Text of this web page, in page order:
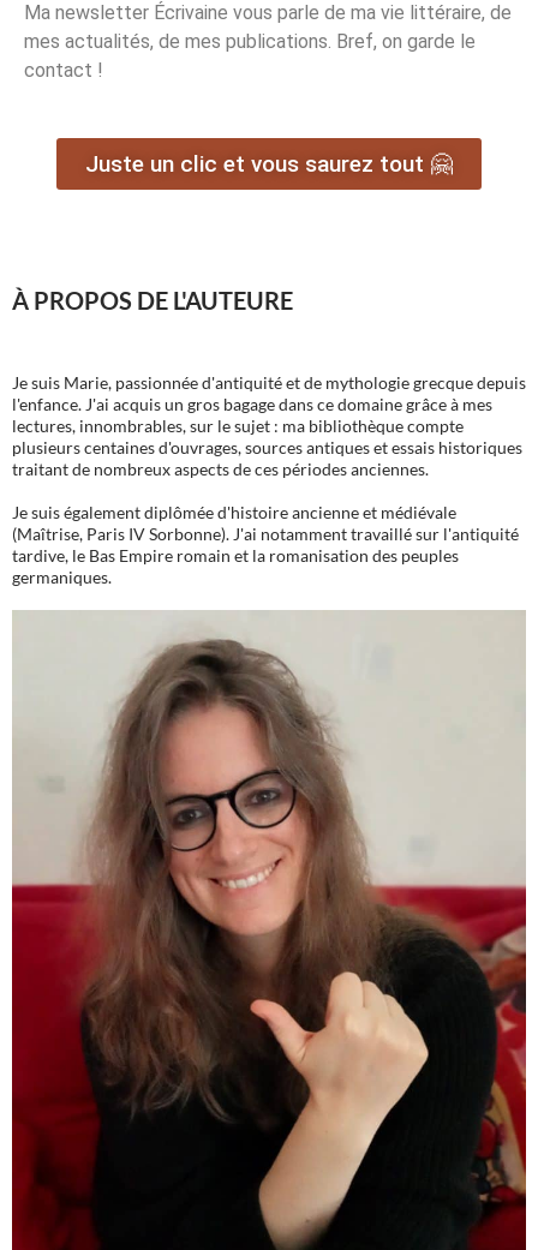
Ma newsletter Écrivaine vous parle de ma vie littéraire, de
mes actualités, de mes publications. Bref, on garde le
contact !
Juste un clic et vous saurez tout 🤗
À PROPOS DE L'AUTEURE
Je suis Marie, passionnée d'antiquité et de mythologie grecque depuis
l'enfance. J'ai acquis un gros bagage dans ce domaine grâce à mes
lectures, innombrables, sur le sujet : ma bibliothèque compte
plusieurs centaines d'ouvrages, sources antiques et essais historiques
traitant de nombreux aspects de ces périodes anciennes.
Je suis également diplômée d'histoire ancienne et médiévale
(Maîtrise, Paris IV Sorbonne). J'ai notamment travaillé sur l'antiquité
tardive, le Bas Empire romain et la romanisation des peuples
germaniques.